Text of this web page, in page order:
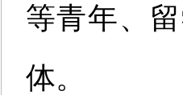
等青年、
体。